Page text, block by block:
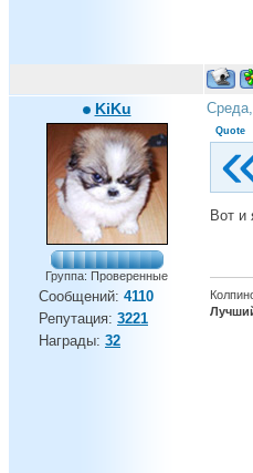
KiKu
Группа: Проверенные
Сообщений: 4110
Репутация: 3221
Награды: 32
Quote
Вот и